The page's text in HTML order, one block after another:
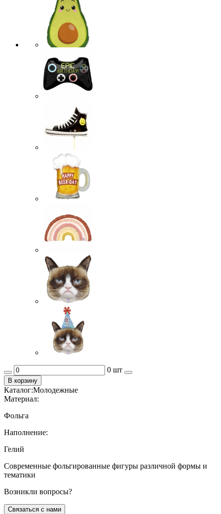
0 шт
В корзину
Каталог:Молодежные
Материал:
Фольга
Наполнение:
Гелий
Современные фольгированные фигуры различной формы и
тематики
Возникли вопросы?
Связаться с нами